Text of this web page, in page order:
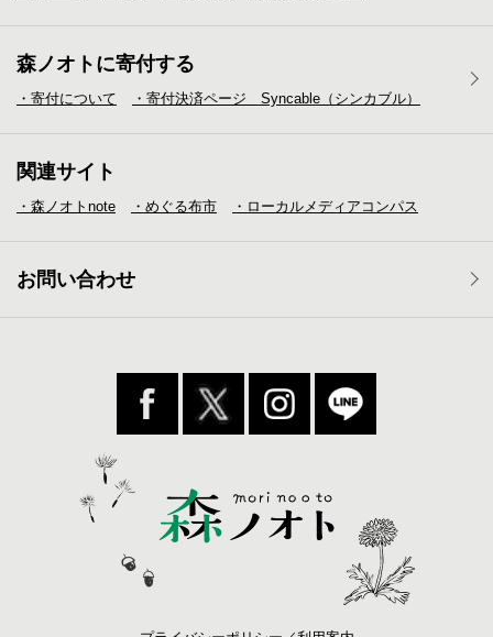
森ノオトに寄付する
・寄付について ・寄付決済ページ Syncable（シンカブル）
関連サイト
・森ノオトnote ・めぐる布市 ・ローカルメディア コンパス
お問い合わせ